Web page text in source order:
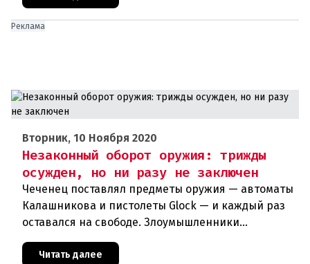
Реклама
Вторник, 10 Ноября 2020
Незаконный оборот оружия: трижды
осужден, но ни разу не заключен
Чеченец поставлял предметы оружия — автоматы
Калашникова и пистолеты Glock — и каждый раз
оставался на свободе. Злоумышленники
используют незаконный оборот оружия в своих
террористических планах. Куйт
Читать далее